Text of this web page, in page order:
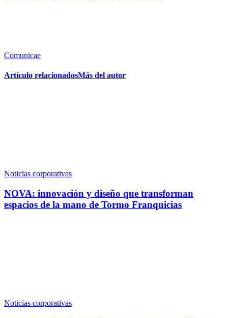
Comunicae
Artículo relacionadosMás del autor
Noticias corporativas
NOVA: innovación y diseño que transforman
espacios de la mano de Tormo Franquicias
Noticias corporativas